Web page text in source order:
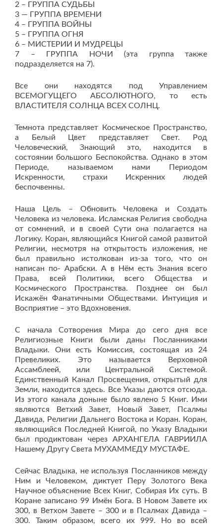
2 – ГРУППА СУДЬБЫ
3 — ГРУППА ВРЕМЕНИ
4 – ГРУППА ВОЙНЫ
5 – ГРУППА ОГНЯ
6 – МИСТЕРИИ И МУДРЕЦЫ
7 – ГРУППА НОЧИ (эта группа также
подразделяется на 7).
Все они находятся под Управлением
ВСЕМОГУЩЕГО АБСОЛЮТНОГО, то есть
ВЛАСТИТЕЛЯ СОЛНЦА ВСЕХ СОЛНЦ.
Темнота представляет Космическое Пространство,
а Белый Цвет представляет Свет. Род
Человеческий, Знающий это, находится в
состоянии большого Беспокойства. Однако в этом
Периоде, называемом нами Периодом
Искренности, страхи Искренних людей
беспочвенны.
Наша Цель – Обновить Человека и Создать
Человека из человека. Исламская Религия свободна
от сомнений, и в своей Сути она полагается на
Логику. Коран, являющийся Книгой самой развитой
Религии, несмотря на открытость изложения, не
был правильно истолкован из-за того, что он
написан по- Арабски. А в Нём есть Знания всего
Права, всей Политики, всего Общества и
Космического Пространства. Позднее он был
Искажён Фанатичными Обществами. Интуиция и
Восприятие – это Вдохновения.
С начала Сотворения Мира до сего дня все
Религиозные Книги были даны Посланниками
Владыки. Они есть Комиссия, состоящая из 24
Превеликих. Это называется Верховной
Ассамблеей, или Центральной Системой.
Единственный Канал Просвещения, открытый для
Земли, находится здесь. Все Указы даются отсюда.
Из этого канала доныне было явлено 5 Книг. Ими
являются Ветхий Завет, Новый Завет, Псалмы
Давида, Религии Дальнего Востока и Коран. Коран,
являющийся Последней Книгой, по Указу Владыки
был продиктован через АРХАНГЕЛА ГАВРИИЛА
Нашему Другу Света МУХАММЕДУ МУСТАФЕ.
Сейчас Владыка, не используя Посланников между
Ним и Человеком, диктует Перу Золотого Века
Научное объяснение Всех Книг, Собирая Их суть. В
Коране записано 99 Имён Бога. В Новом Завете их
300, в Ветхом Завете – 300 и в Псалмах Давида –
300. Таким образом, всего их 999. Но во всей